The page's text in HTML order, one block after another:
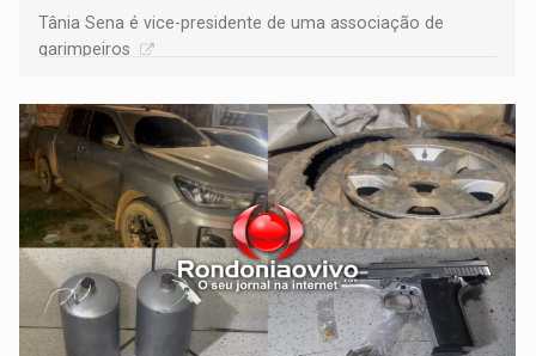
Tânia Sena é vice-presidente de uma associação de
garimpeiros